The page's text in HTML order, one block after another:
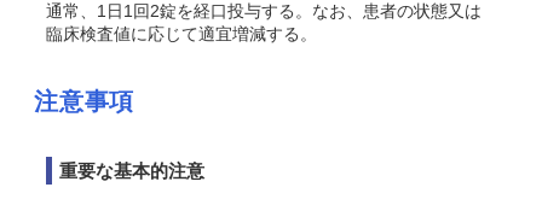
通常、1日1回2錠を経口投与する。なお、患者の状態又は
臨床検査値に応じて適宜増減する。
注意事項
重要な基本的注意